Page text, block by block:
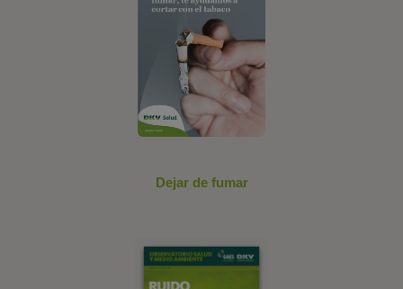
Dejar de fumar